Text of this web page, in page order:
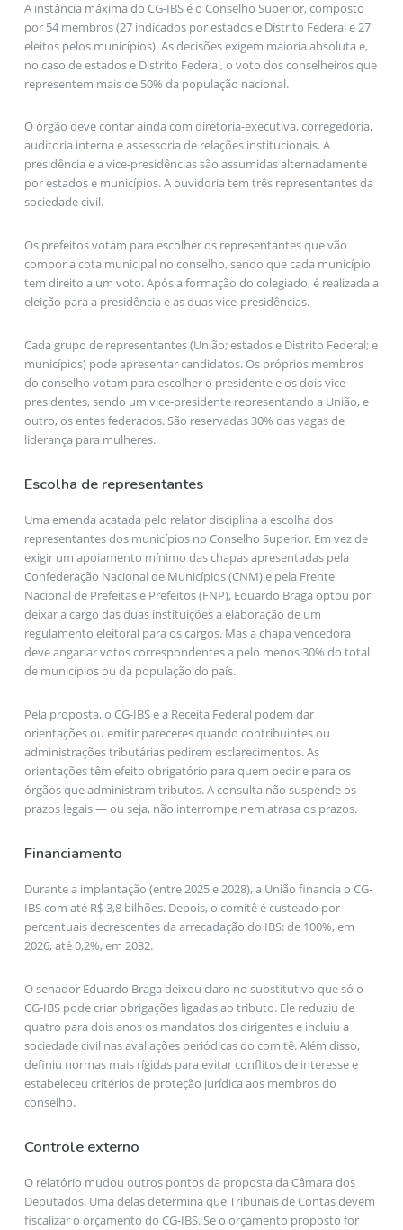
A instância máxima do CG-IBS é o Conselho Superior, composto
por 54 membros (27 indicados por estados e Distrito Federal e 27
eleitos pelos municípios). As decisões exigem maioria absoluta e,
no caso de estados e Distrito Federal, o voto dos conselheiros que
representem mais de 50% da população nacional.
O órgão deve contar ainda com diretoria-executiva, corregedoria,
auditoria interna e assessoria de relações institucionais. A
presidência e a vice-presidências são assumidas alternadamente
por estados e municípios. A ouvidoria tem três representantes da
sociedade civil.
Os prefeitos votam para escolher os representantes que vão
compor a cota municipal no conselho, sendo que cada município
tem direito a um voto. Após a formação do colegiado, é realizada a
eleição para a presidência e as duas vice-presidências.
Cada grupo de representantes (União; estados e Distrito Federal; e
municípios) pode apresentar candidatos. Os próprios membros
do conselho votam para escolher o presidente e os dois vice-
presidentes, sendo um vice-presidente representando a União, e
outro, os entes federados. São reservadas 30% das vagas de
liderança para mulheres.
Escolha de representantes
Uma emenda acatada pelo relator disciplina a escolha dos
representantes dos municípios no Conselho Superior. Em vez de
exigir um apoiamento mínimo das chapas apresentadas pela
Confederação Nacional de Municípios (CNM) e pela Frente
Nacional de Prefeitas e Prefeitos (FNP), Eduardo Braga optou por
deixar a cargo das duas instituições a elaboração de um
regulamento eleitoral para os cargos. Mas a chapa vencedora
deve angariar votos correspondentes a pelo menos 30% do total
de municípios ou da população do país.
Pela proposta, o CG-IBS e a Receita Federal podem dar
orientações ou emitir pareceres quando contribuintes ou
administrações tributárias pedirem esclarecimentos. As
orientações têm efeito obrigatório para quem pedir e para os
órgãos que administram tributos. A consulta não suspende os
prazos legais — ou seja, não interrompe nem atrasa os prazos.
Financiamento
Durante a implantação (entre 2025 e 2028), a União financia o CG-
IBS com até R$ 3,8 bilhões. Depois, o comitê é custeado por
percentuais decrescentes da arrecadação do IBS: de 100%, em
2026, até 0,2%, em 2032.
O senador Eduardo Braga deixou claro no substitutivo que só o
CG-IBS pode criar obrigações ligadas ao tributo. Ele reduziu de
quatro para dois anos os mandatos dos dirigentes e incluiu a
sociedade civil nas avaliações periódicas do comitê. Além disso,
definiu normas mais rígidas para evitar conflitos de interesse e
estabeleceu critérios de proteção jurídica aos membros do
conselho.
Controle externo
O relatório mudou outros pontos da proposta da Câmara dos
Deputados. Uma delas determina que Tribunais de Contas devem
fiscalizar o orçamento do CG-IBS. Se o orçamento proposto for